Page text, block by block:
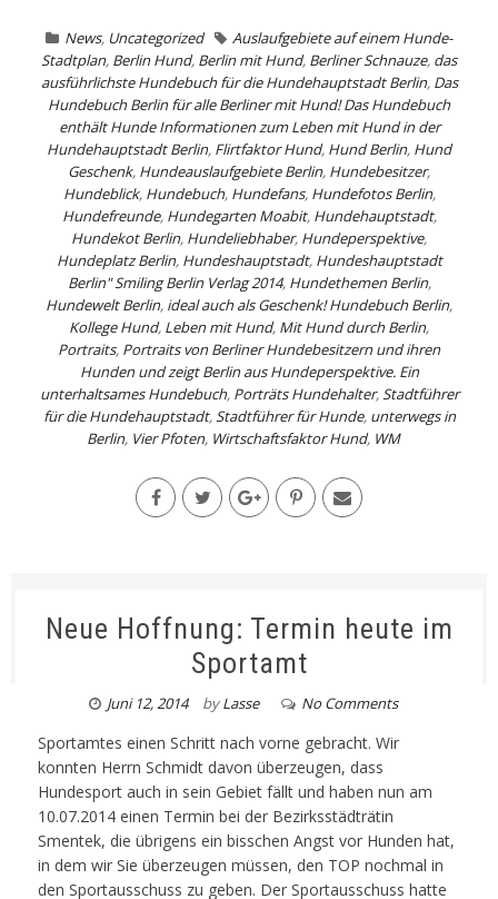
News, Uncategorized
Auslaufgebiete auf einem Hunde-
Stadtplan, Berlin Hund, Berlin mit Hund, Berliner Schnauze, das
ausführlichste Hundebuch für die Hundehauptstadt Berlin, Das
Hundebuch Berlin für alle Berliner mit Hund! Das Hundebuch
enthält Hunde Informationen zum Leben mit Hund in der
Hundehauptstadt Berlin, Flirtfaktor Hund, Hund Berlin, Hund
Geschenk, Hundeauslaufgebiete Berlin, Hundebesitzer,
Hundeblick, Hundebuch, Hundefans, Hundefotos Berlin,
Hundefreunde, Hundegarten Moabit, Hundehauptstadt,
Hundekot Berlin, Hundeliebhaber, Hundeperspektive,
Hundeplatz Berlin, Hundeshauptstadt, Hundeshauptstadt
Berlin" Smiling Berlin Verlag 2014, Hundethemen Berlin,
Hundewelt Berlin, ideal auch als Geschenk! Hundebuch Berlin,
Kollege Hund, Leben mit Hund, Mit Hund durch Berlin,
Portraits, Portraits von Berliner Hundebesitzern und ihren
Hunden und zeigt Berlin aus Hundeperspektive. Ein
unterhaltsames Hundebuch, Porträts Hundehalter,Stadtführer
für die Hundehauptstadt,Stadtführer für Hunde, unterwegs in
Berlin, Vier Pfoten, Wirtschaftsfaktor Hund, WM
Neue Hoffnung: Termin heute im
Sportamt
Juni 12, 2014 byLasse No Comments
Sportamtes einen Schritt nach vorne gebracht. Wir
konnten Herrn Schmidt davon überzeugen, dass
Hundesport auch in sein Gebiet fällt und haben nun am
10.07.2014 einen Termin bei der Bezirksstädträtin
Smentek, die übrigens ein bisschen Angst vor Hunden hat,
in dem wir Sie überzeugen müssen, den TOP nochmal in
den Sportausschuss zu geben. Der Sportausschuss hatte